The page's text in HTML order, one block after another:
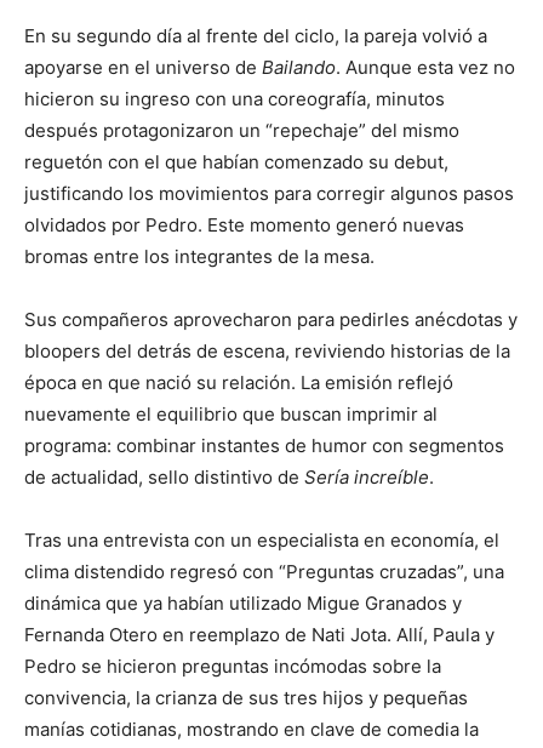
En su segundo día al frente del ciclo, la pareja volvió a
apoyarse en el universo de Bailando. Aunque esta vez no
hicieron su ingreso con una coreografía, minutos
después protagonizaron un “repechaje” del mismo
reguetón con el que habían comenzado su debut,
justificando los movimientos para corregir algunos pasos
olvidados por Pedro. Este momento generó nuevas
bromas entre los integrantes de la mesa.
Sus compañeros aprovecharon para pedirles anécdotas y
bloopers del detrás de escena, reviviendo historias de la
época en que nació su relación. La emisión reflejó
nuevamente el equilibrio que buscan imprimir al
programa: combinar instantes de humor con segmentos
de actualidad, sello distintivo de Sería increíble.
Tras una entrevista con un especialista en economía, el
clima distendido regresó con “Preguntas cruzadas”, una
dinámica que ya habían utilizado Migue Granados y
Fernanda Otero en reemplazo de Nati Jota. Allí, Paula y
Pedro se hicieron preguntas incómodas sobre la
convivencia, la crianza de sus tres hijos y pequeñas
manías cotidianas, mostrando en clave de comedia la